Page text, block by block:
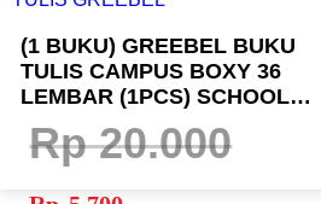
(1 BUKU) GREEBEL BUKU
TULIS CAMPUS BOXY 36
LEMBAR (1PCS) SCHOOL
BOOK B5 36-12 I BUKU TULIS
GREEBEL
Rp20.000
Harga